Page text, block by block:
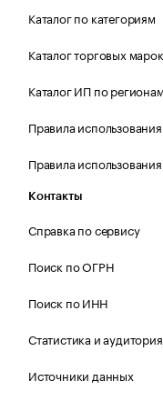
Каталог по категориям
Каталог торговых марок
Каталог ИП по регионам
Правила
Правила
Контакты
Справка по сервису
Поиск по ОГРН
Поиск по ИНН
Статистика и аудитория
Источники данных